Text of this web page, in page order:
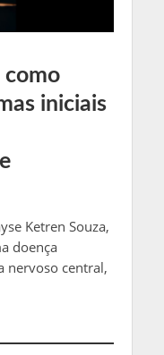
como
iniciais
Ketren Souza,
doença
nervoso central,